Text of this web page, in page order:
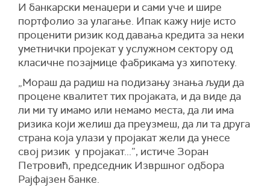
И банкарски менаџери и сами уче и шире
портфолио за улагање. Ипак кажу није исто
проценити ризик код давања кредита за неки
уметнички пројекат у услужном сектору од
класичне позајмице фабрикама уз хипотеку.
„Мораш да радиш на подизању знања људи да
процене квалитет тих пројаката, и да виде да
ли ми ту имамо или немамо места, да ли има
ризика који желиш да преузмеш, да ли та друга
страна која улази у пројакат жели да унесе
свој ризик у пројакат...”, истиче Зоран
Петровић, председник Извршног одбора
Рајфајзен банке.